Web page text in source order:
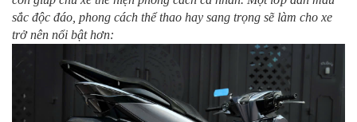
sắc độc đáo, phong cách thể thao hay sang trọng sẽ làm cho xe
trở nên nổi bật hơn: